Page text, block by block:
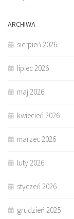
ARCHIWA
sierpień 2026
lipiec 2026
maj 2026
kwiecień 2026
marzec 2026
luty 2026
styczeń 2026
grudzień 2025